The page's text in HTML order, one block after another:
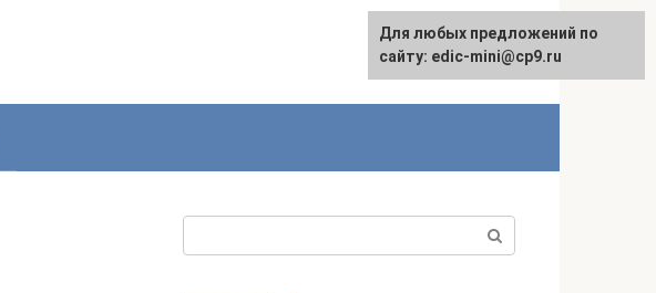
Для любых предложений по
сайту: edic-mini@cp9.ru